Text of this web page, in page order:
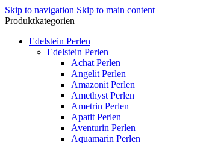
Skip to navigation Skip to main content
Produktkategorien
Edelstein Perlen
Edelstein Perlen
Achat Perlen
Angelit Perlen
Amazonit Perlen
Amethyst Perlen
Ametrin Perlen
Apatit Perlen
Aventurin Perlen
Aquamarin Perlen